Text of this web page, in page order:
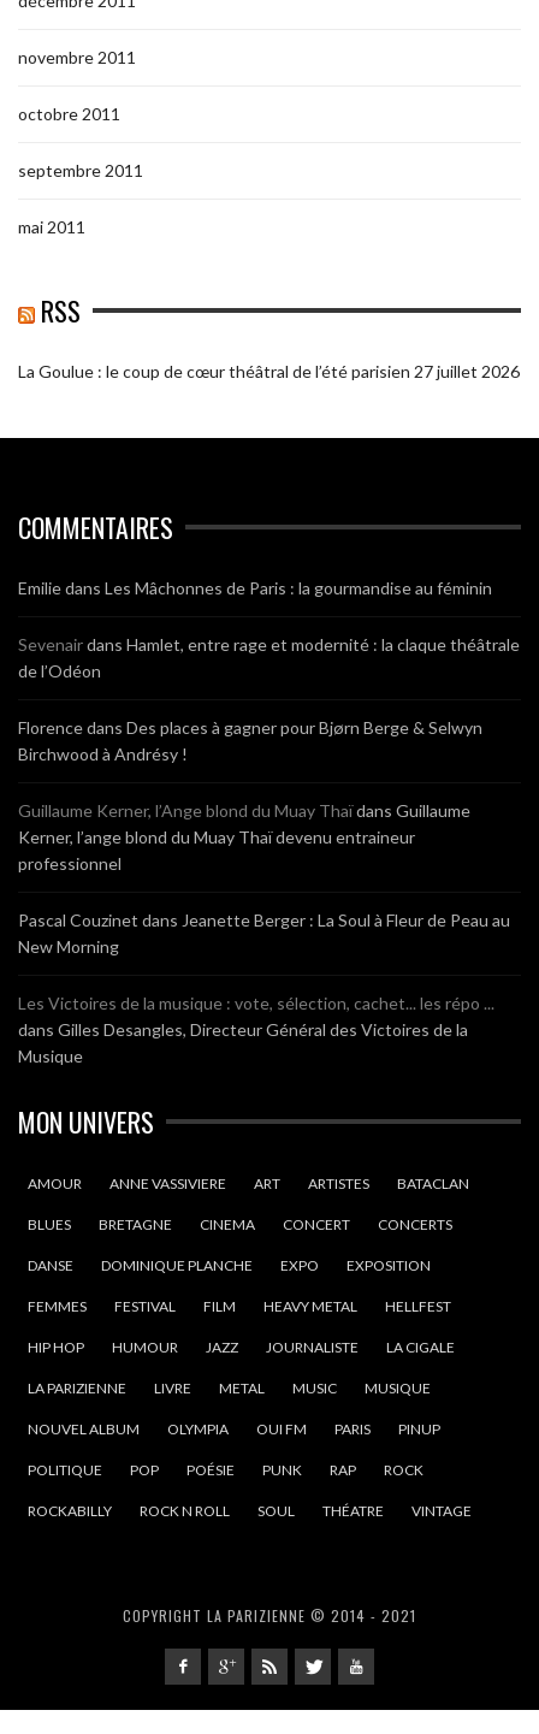
novembre 2011
octobre 2011
septembre 2011
mai 2011
RSS
La Goulue : le coup de cœur théâtral de l’été parisien 27 juillet 2026
COMMENTAIRES
Emiliedans Les Mâchonnes de Paris : la gourmandise au féminin
Sevenairdans Hamlet, entre rage et modernité : la claque théâtrale
de l’Odéon
Florencedans Des places à gagner pour Bjørn Berge & Selwyn
Birchwood à Andrésy !
Guillaume Kerner, l’Ange blond du Muay Thaïdans Guillaume
Kerner, l’ange blond du Muay Thaï devenu entraineur
professionnel
Pascal Couzinet dans Jeanette Berger : La Soul à Fleur de Peau au
New Morning
Les Victoires de la musique : vote, sélection, cachet... les répo ...
dans Gilles Desangles, Directeur Général des Victoires de la
Musique
MON UNIVERS
AMOUR ANNE VASSIVIERE ART ARTISTES BATACLAN
BLUES BRETAGNE CINEMA CONCERT CONCERTS
DANSE DOMINIQUE PLANCHE EXPO EXPOSITION
FEMMES FESTIVAL FILM HEAVY METAL HELLFEST
HIP HOP HUMOUR JAZZ JOURNALISTE LA CIGALE
LA PARIZIENNE LIVRE METAL MUSIC MUSIQUE
NOUVEL ALBUM OLYMPIA OUI FM PARIS PINUP
POLITIQUE POP POÉSIE PUNK RAP ROCK
ROCKABILLY ROCK N ROLL SOUL THÉATRE VINTAGE
COPYRIGHT LA PARIZIENNE © 2014 - 2021